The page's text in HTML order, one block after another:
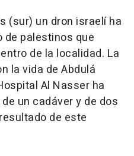
(sur) un dron israelí ha
de palestinos que
de la localidad. La
la vida de Abdulá
Al Nasser ha
un cadáver y de dos
de este